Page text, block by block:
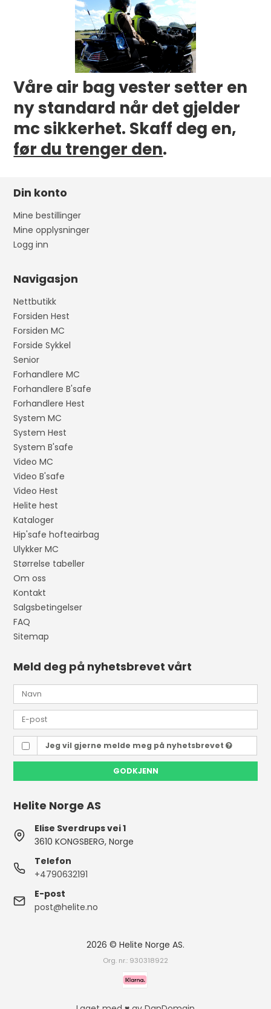
Våre air bag vester setter en
ny standard når det gjelder
mc sikkerhet. Skaff deg en,
før du trenger den.
Din konto
Mine bestillinger
Mine opplysninger
Logg inn
Navigasjon
Nettbutikk
Forsiden Hest
Forsiden MC
Forside Sykkel
Senior
Forhandlere MC
Forhandlere B'safe
Forhandlere Hest
System MC
System Hest
System B'safe
Video MC
Video B'safe
Video Hest
Helite hest
Kataloger
Hip'safe hofteairbag
Ulykker MC
Størrelse tabeller
Om oss
Kontakt
Salgsbetingelser
FAQ
Sitemap
Meld deg på nyhetsbrevet vårt
Jeg vil gjerne melde meg på nyhetsbrevet
GODKJENN
Helite Norge AS
Elise Sverdrups vei 1
3610 KONGSBERG, Norge
Telefon
+4790632191
E-post
post@helite.no
2026 © Helite Norge AS.
Org. nr.: 930318922